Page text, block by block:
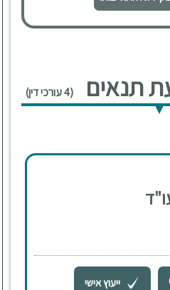
תנאים (4 עורכי דין)
ייעוץ אישי